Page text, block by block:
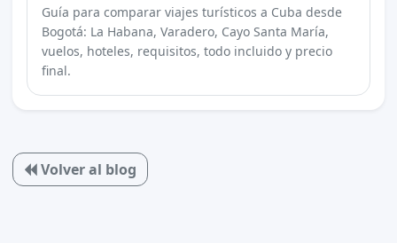
Guía para comparar viajes turísticos a Cuba desde
Bogotá: La Habana, Varadero, Cayo Santa María,
vuelos, hoteles, requisitos, todo incluido y precio
final.
Volver al blog